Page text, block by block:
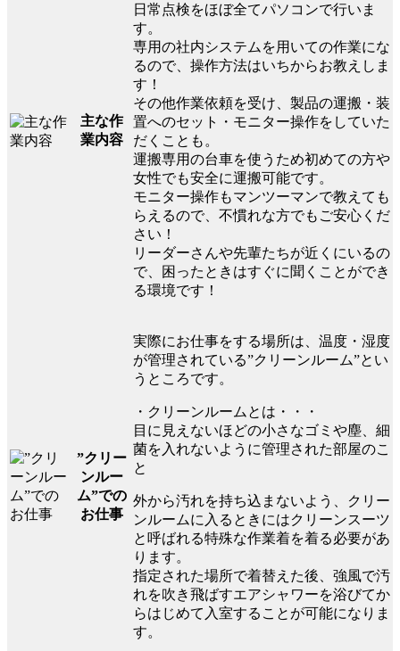
主な作
業内容
日常点検をほぼ全てパソコンで行いま
す。
専用の社内システムを用いての作業にな
るので、操作方法はいちからお教えしま
す！
その他作業依頼を受け、製品の運搬・装
置へのセット・モニター操作をしていた
だくことも。
運搬専用の台車を使うため初めての方や
女性でも安全に運搬可能です。
モニター操作もマンツーマンで教えても
らえるので、不慣れな方でもご安心くだ
さい！
リーダーさんや先輩たちが近くにいるの
で、困ったときはすぐに聞くことができ
る環境です！
”クリー
ンルー
ム”での
お仕事
実際にお仕事をする場所は、温度・湿度
が管理されている”クリーンルーム”とい
うところです。
・クリーンルームとは・・・
目に見えないほどの小さなゴミや塵、細
菌を入れないように管理された部屋のこ
と
外から汚れを持ち込まないよう、クリー
ンルームに入るときにはクリーンスーツ
と呼ばれる特殊な作業着を着る必要があ
ります。
指定された場所で着替えた後、強風で汚
れを吹き飛ばすエアシャワーを浴びてか
らはじめて入室することが可能になりま
す。